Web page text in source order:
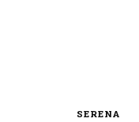
SERENA